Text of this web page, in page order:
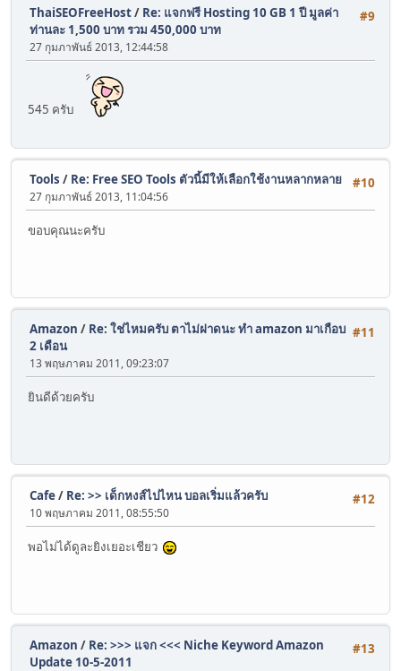
#9
ThaiSEOFreeHost/ Re: แจกฟรี Hosting 10 GB 1 ปี มูลค่า
ท่านละ 1,500 บาท รวม 450,000 บาท
27 กุมภาพันธ์ 2013, 12:44:58
545 ครับ
#10
Tools / Re: Free SEO Tools ตัวนี้มีให้เลือกใช้งานหลากหลาย
27 กุมภาพันธ์ 2013, 11:04:56
ขอบคุณนะครับ
#11
Amazon / Re: ใช่ไหมครับ ตาไม่ฝาดนะ ทำ amazon มาเกือบ
2 เดือน
13 พฤษภาคม 2011, 09:23:07
ยินดีด้วยครับ
#12
Cafe/ Re: >> เด็กหงส์ไปไหน บอลเริ่มแล้วครับ
10 พฤษภาคม 2011, 08:55:50
พอไม่ได้ดูละยิงเยอะเชียว
#13
Amazon / Re: >>> แจก <<< Niche Keyword Amazon
Update 10-5-2011